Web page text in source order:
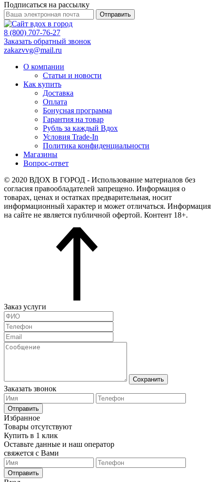
Подписаться на рассылку
Отправить
8 (800) 707-76-27
Заказать обратный звонок
zakazvvg@mail.ru
О компании
Статьи и новости
Как купить
Доставка
Оплата
Бонусная программа
Гарантия на товар
Рубль за каждый Вдох
Условия Trade-In
Политика конфиденциальности
Магазины
Вопрос-ответ
© 2020 ВДОХ В ГОРОД - Использование материалов без
согласия правообладателей запрещено. Информация о
товарах, ценах и остатках предварительная, носит
информационный характер и может отличаться. Информация
на сайте не является публичной офертой. Контент 18+.
Заказ услуги
Сохранить
Заказать звонок
Отправить
Избранное
Товары отсутствуют
Купить в 1 клик
Оставьте данные и наш оператор
свяжется с Вами
Отправить